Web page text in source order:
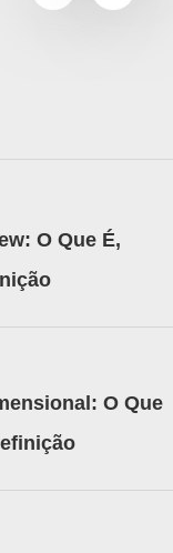
O Que É,
O Que